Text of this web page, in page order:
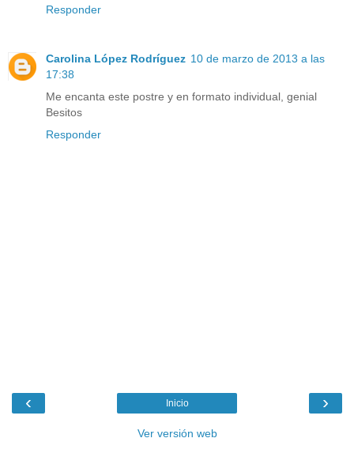
Responder
Carolina López Rodríguez 10 de marzo de 2013 a las
17:38
Me encanta este postre y en formato individual, genial
Besitos
Responder
‹ ›
Inicio
Ver versión web